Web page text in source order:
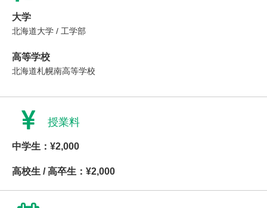
大学
北海道大学 / 工学部
高等学校
北海道札幌南高等学校
授業料
中学生：¥2,000
高校生 / 高卒生：¥2,000